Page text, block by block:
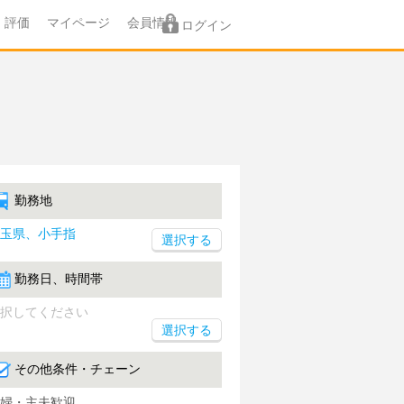
評価 マイページ 会員情報 ログイン
勤務地
県、小手指
勤務日、時間帯
してください
選択する
その他条件・チェーン